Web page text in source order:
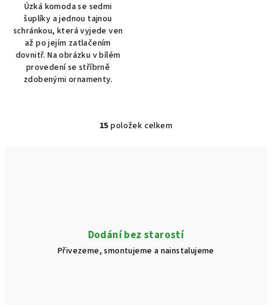
Úzká komoda se sedmi
šuplíky a jednou tajnou
schránkou, která vyjede ven
až po jejím zatlačením
dovnitř. Na obrázku v bílém
provedení se stříbrně
zdobenými ornamenty.
O
í
r
15 položek celkem
Dodání bez starostí
Přivezeme, smontujeme a nainstalujeme